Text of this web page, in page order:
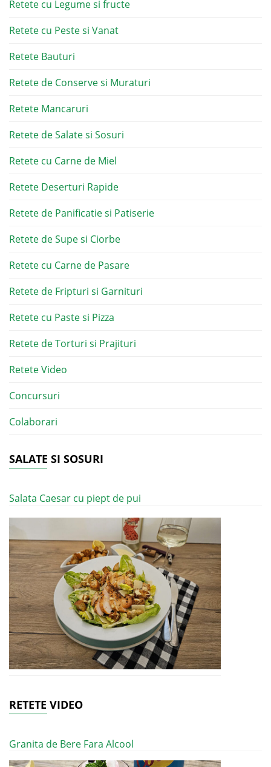
Retete cu Legume si fructe
Retete cu Peste si Vanat
Retete Bauturi
Retete de Conserve si Muraturi
Retete Mancaruri
Retete de Salate si Sosuri
Retete cu Carne de Miel
Retete Deserturi Rapide
Retete de Panificatie si Patiserie
Retete de Supe si Ciorbe
Retete cu Carne de Pasare
Retete de Fripturi si Garnituri
Retete cu Paste si Pizza
Retete de Torturi si Prajituri
Retete Video
Concursuri
Colaborari
SALATE SI SOSURI
Salata Caesar cu piept de pui
RETETE VIDEO
Granita de Bere Fara Alcool